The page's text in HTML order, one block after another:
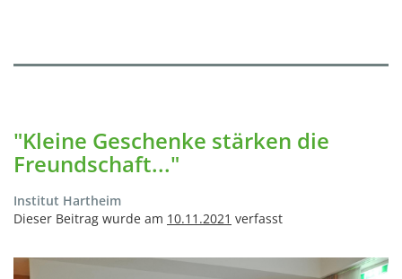
"Kleine Geschenke stärken die
Freundschaft..."
Institut Hartheim
Dieser Beitrag wurde am 10.11.2021 verfasst